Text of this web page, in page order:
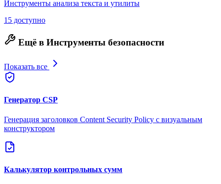
Инструменты анализа текста и утилиты
15 доступно
Ещё в Инструменты безопасности
Показать все
Генератор CSP
Генерация заголовков Content Security Policy с визуальным
конструктором
Калькулятор контрольных сумм